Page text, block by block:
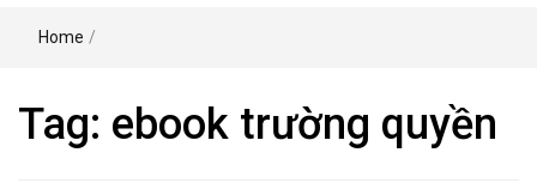
Home /
Tag: ebook trường quyền